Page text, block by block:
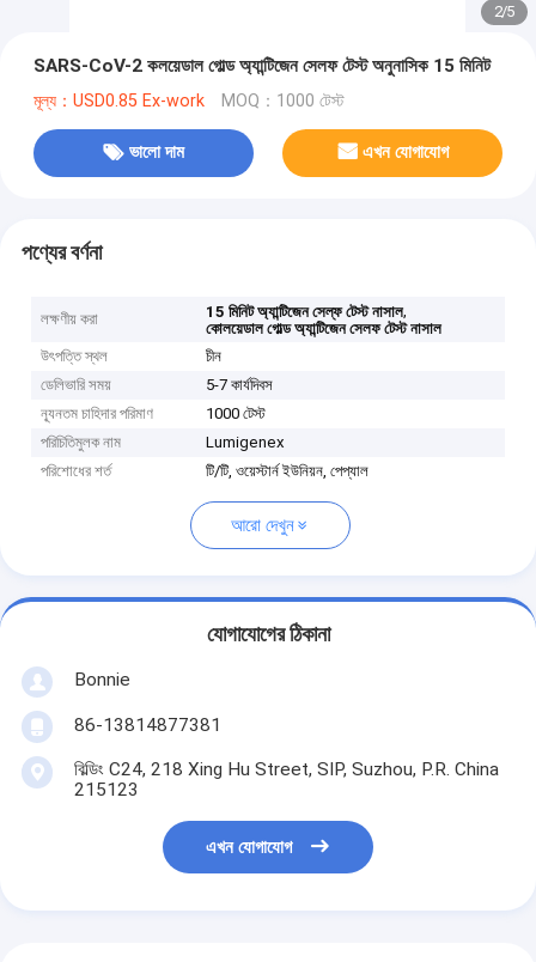
2/5
SARS-CoV-2 কলয়েডাল গোল্ড অ্যান্টিজেন সেলফ টেস্ট অনুনাসিক 15 মিনিট
মূল্য：USD0.85 Ex-work MOQ：1000 টেস্ট
ভালো দাম এখন যোগাযোগ
পণ্যের বর্ণনা
লক্ষণীয় করা 15 মিনিট অ্যান্টিজেন সেল্ফ টেস্ট নাসাল,
কোলয়েডাল গোল্ড অ্যান্টিজেন সেলফ টেস্ট নাসাল
উৎপত্তি স্থল
চীন
ডেলিভারি সময়
5-7 কার্যদিবস
ন্যূনতম চাহিদার পরিমাণ
1000 টেস্ট
পরিচিতিমুলক নাম
Lumigenex
পরিশোধের শর্ত
টি/টি, ওয়েস্টার্ন ইউনিয়ন, পেপ্যাল
আরো দেখুন
যোগাযোগের ঠিকানা
Bonnie
86-13814877381
বিল্ডিং C24, 218 Xing Hu Street, SIP, Suzhou, P.R. China
215123
এখন যোগাযোগ